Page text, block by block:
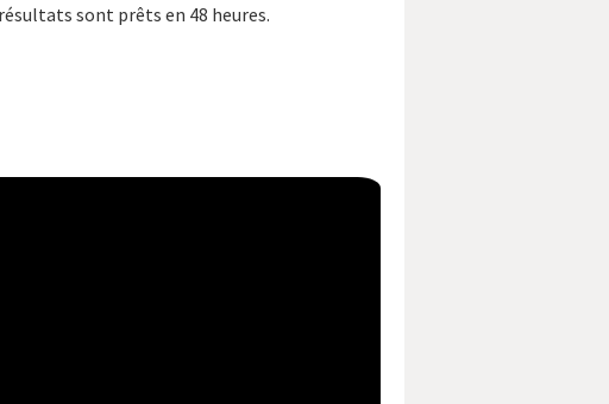
sont prêts en 48 heures.